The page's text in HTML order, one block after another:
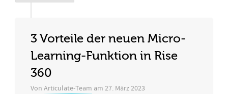
3 Vorteile der neuen Micro-
Learning-Funktion in Rise
360
Von Articulate-Team am 27. März 2023